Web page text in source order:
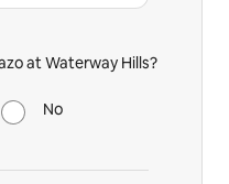
at Waterway Hills?
No